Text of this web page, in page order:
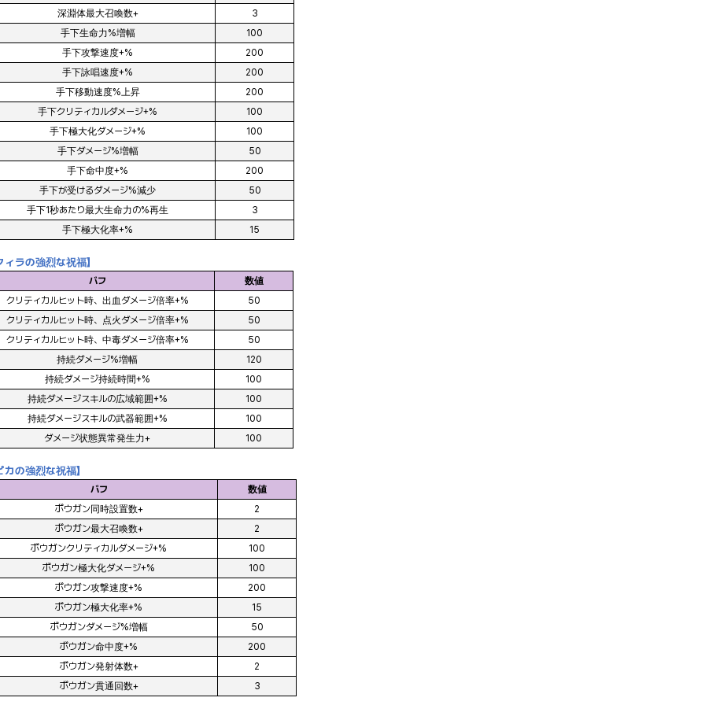
深淵体最大召喚数+
3
手下生命力%増幅
100
手下攻撃速度+%
200
手下詠唱速度+%
200
手下移動速度%上昇
200
手下クリティカルダメージ+%
100
手下極大化ダメージ+%
100
手下ダメージ%増幅
50
手下命中度+%
200
手下が受けるダメージ%減少
50
手下1秒あたり最大生命力の%再生
3
手下極大化率+%
15
ィラの強烈な祝福】
バフ
数値
クリティカルヒット時、出血ダメージ倍率+%
50
クリティカルヒット時、点火ダメージ倍率+%
50
クリティカルヒット時、中毒ダメージ倍率+%
50
持続ダメージ%増幅
120
持続ダメージ持続時間+%
100
持続ダメージスキルの広域範囲+%
100
持続ダメージスキルの武器範囲+%
100
ダメージ状態異常発生力+
100
カの強烈な祝福】
バフ
数値
ボウガン同時設置数+
2
ボウガン最大召喚数+
2
ボウガンクリティカルダメージ+%
100
ボウガン極大化ダメージ+%
100
ボウガン攻撃速度+%
200
ボウガン極大化率+%
15
ボウガンダメージ%増幅
50
ボウガン命中度+%
200
ボウガン発射体数+
2
ボウガン貫通回数+
3